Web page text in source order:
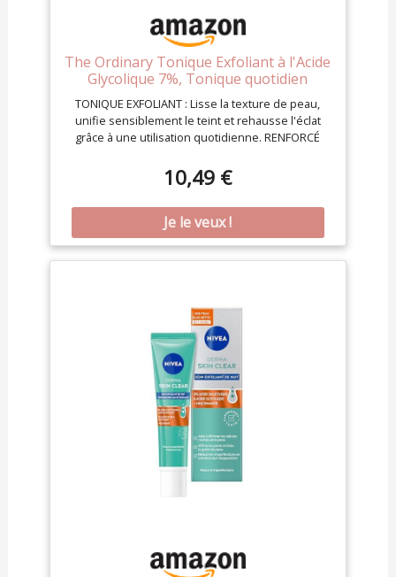
The Ordinary Tonique Exfoliant à l'Acide
Glycolique 7%, Tonique quotidien
illuminant et lissant, pour un teint plus
uniforme, 100ml
TONIQUE EXFOLIANT : Lisse la texture de peau,
unifie sensiblement le teint et rehausse l'éclat
grâce à une utilisation quotidienne. RENFORCÉ
teint plus uniforme, réduit l'apparence des rides
et ridules et rehausse l'éclat de la peau. FORMULE
MULTIFONCTIONNELLE : Peut également être
appliquée sur le cuir chevelu pour hydrater et
rééquilibrer la peau sèche du cuir chevelu. AVEC
DES EXTRAITS D'ORIGINE VÉGÉTALE : Contient du
Appliquer une fois par jour, de préférence le soir,
en évitant le contact avec les zones sensibles
comme les yeux.
10,49 €